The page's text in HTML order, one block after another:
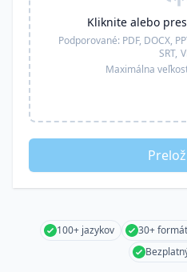
Kliknite alebo
Podporované: PDF, DOCX,
SRT,
Maximálna
100+ jazykov 30+